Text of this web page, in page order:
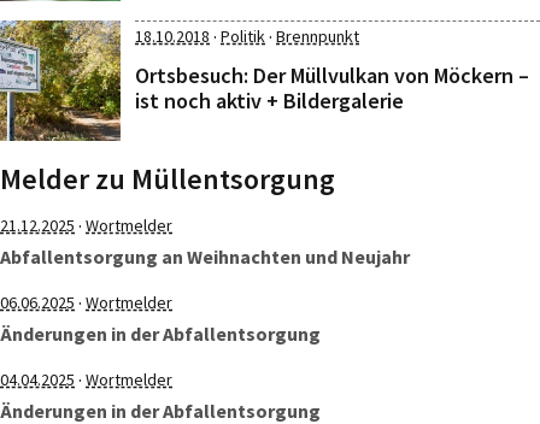
18.10.2018 · Politik· Brennpunkt
Ortsbesuch: Der Müllvulkan von Möckern –
ist noch aktiv + Bildergalerie
Melder zu Müllentsorgung
21.12.2025 · Wortmelder
Abfallentsorgung an Weihnachten und Neujahr
06.06.2025 · Wortmelder
Änderungen in der Abfallentsorgung
04.04.2025 · Wortmelder
Änderungen in der Abfallentsorgung